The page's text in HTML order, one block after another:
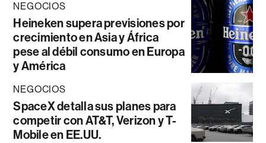
NEGOCIOS
Heineken supera previsiones por
crecimiento en Asia y África
pese al débil consumo en Europa
y América
NEGOCIOS
SpaceX detalla sus planes para
competir con AT&T, Verizon y T-
Mobile en EE.UU.